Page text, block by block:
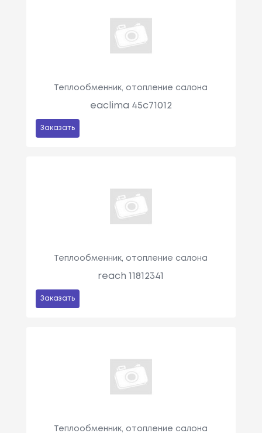
Теплообменник, отопление салона
eaclima 45c71012
Заказать
Теплообменник, отопление салона
reach 11812341
Заказать
Теплообменник, отопление салона